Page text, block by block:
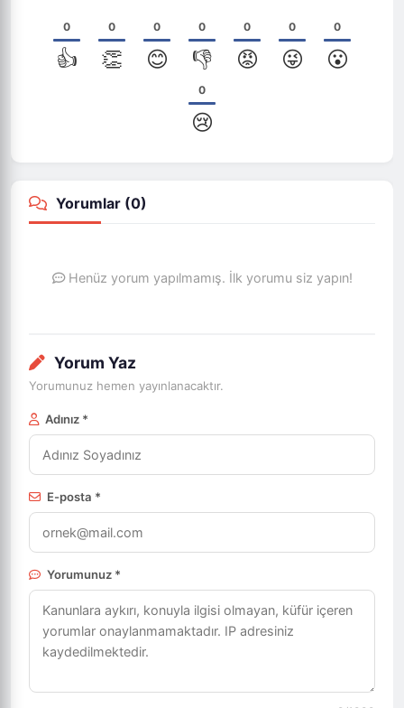
0
👍
0
👏
0
😊
0
👎
0
😡
0
😜
0
😮
0
😢
Yorumlar (0)
Henüz yorum yapılmamış. İlk yorumu siz yapın!
Yorum Yaz
Yorumunuz hemen yayınlanacaktır.
Adınız *
E-posta *
Yorumunuz *